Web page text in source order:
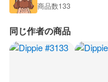
商品数133
同じ作者の商品